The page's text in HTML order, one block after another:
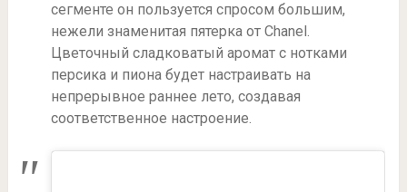
сегменте он пользуется спросом большим,
нежели знаменитая пятерка от Chanel.
Цветочный сладковатый аромат с нотками
персика и пиона будет настраивать на
непрерывное раннее лето, создавая
соответственное настроение.